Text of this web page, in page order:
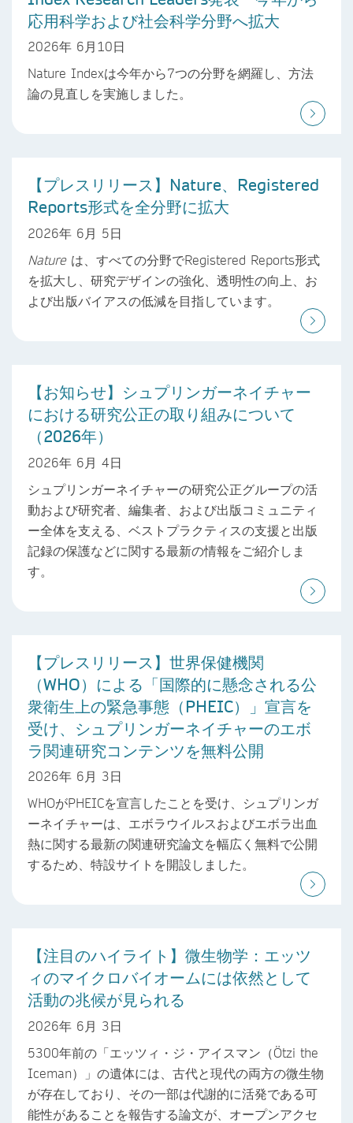
応用科学および社会科学分野へ拡大
2026年 6月10日
Nature Indexは今年から7つの分野を網羅し、方法
論の見直しを実施しました。
【プレスリリース】Nature、Registered
Reports形式を全分野に拡大
2026年 6月 5日
Natureは、すべての分野でRegistered Reports形式
を拡大し、研究デザインの強化、透明性の向上、お
よび出版バイアスの低減を目指しています。
【お知らせ】シュプリンガーネイチャー
における研究公正の取り組みについて
（2026年）
2026年 6月 4日
シュプリンガーネイチャーの研究公正グループの活
動および研究者、編集者、および出版コミュニティ
ー全体を支える、ベストプラクティスの支援と出版
記録の保護などに関する最新の情報をご紹介しま
す。
【プレスリリース】世界保健機関
（WHO）による「国際的に懸念される公
衆衛生上の緊急事態（PHEIC）」宣言を
受け、シュプリンガーネイチャーのエボ
ラ関連研究コンテンツを無料公開
2026年 6月 3日
WHOがPHEICを宣言したことを受け、シュプリンガ
ーネイチャーは、エボラウイルスおよびエボラ出血
熱に関する最新の関連研究論文を幅広く無料で公開
するため、特設サイトを開設しました。
【注目のハイライト】微生物学：エッツ
ィのマイクロバイオームには依然として
活動の兆候が見られる
2026年 6月 3日
5300年前の「エッツィ・ジ・アイスマン（Ötzi the
Iceman）」の遺体には、古代と現代の両方の微生物
が存在しており、その一部は代謝的に活発である可
能性があることを報告する論文が、オープンアクセ